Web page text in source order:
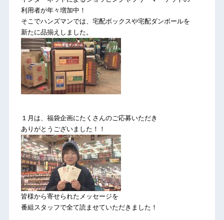
利用者が年々増加中！
そこでハンズマンでは、宅配ボックスや宅配ダンボールを
新たに品揃えしました。
１月は、福袋企画にたくさんのご応募いただき
ありがとうございました！！
皆様から寄せられたメッセージを
番組スタッフで全て読ませていただきました！